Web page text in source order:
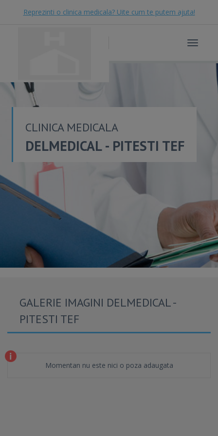
Reprezinti o clinica medicala? Uite cum te putem ajuta!
Toggle
CLINICA MEDICALA
DELMEDICAL - PITESTI TEF
GALERIE IMAGINI DELMEDICAL -
PITESTI TEF
Momentan nu este nici o poza adaugata